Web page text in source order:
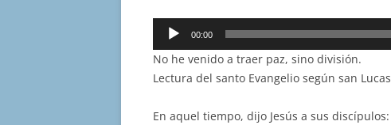
Reproductor
audio
00:00
No he venido a traer paz, sino división.
Lectura del santo Evangelio según san Lucas
En aquel tiempo, dijo Jesús a sus discípulos: